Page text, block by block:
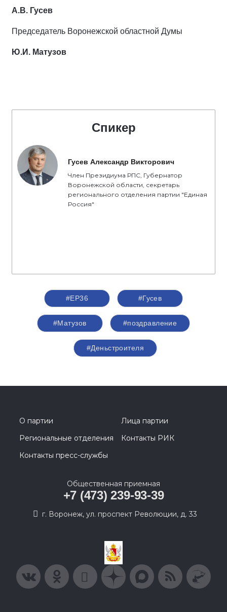
А.В. Гусев
Председатель Воронежской областной Думы
Ю.И. Матузов
Спикер
Гусев Александр Викторович
Член Президиума РПС, Губернатор
Воронежской области, секретарь
регионального отделения партии "Единая
Россия"
#ЕР36 #Гусев
#Матузов #поздравление
#Деньстроителя
О партии
Лица партии
Региональные отделения
Контакты РИК
Контакты пресс-службы
Общественная приемная
+7 (473) 239-93-39
г. Воронеж, ул. проспект Революции, д. 33